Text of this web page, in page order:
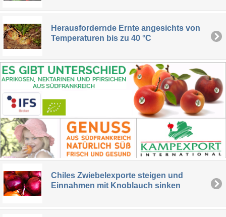
Herausfordernde Ernte angesichts von
Temperaturen bis zu 40 °C
Chiles Zwiebelexporte steigen und
Einnahmen mit Knoblauch sinken